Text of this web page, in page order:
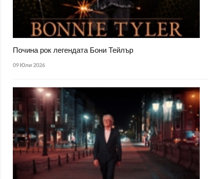
Почина рок легендата Бони Тейлър
09 Юли 2026